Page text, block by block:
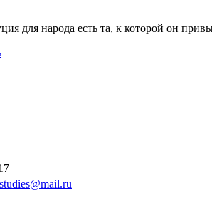
для народа есть та, к которой он